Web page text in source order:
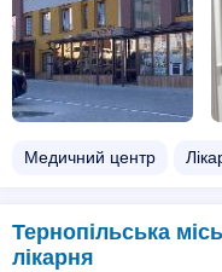
Медичний центр
Тернопільська
лікарня